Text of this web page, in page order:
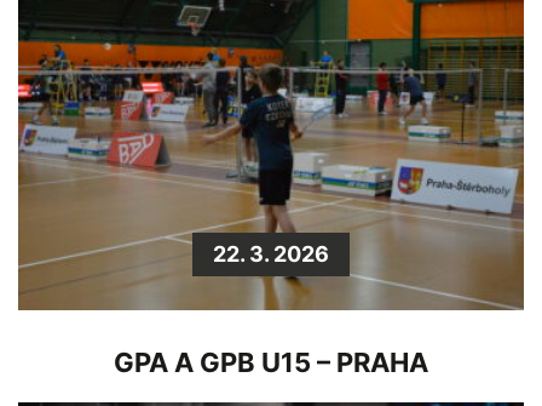
22. 3. 2026
GPA A GPB U15 – PRAHA